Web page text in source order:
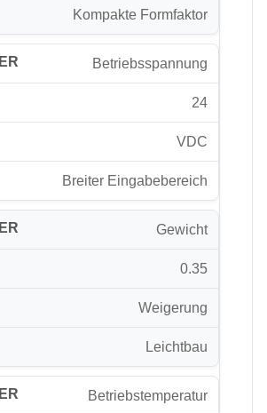
Kompakte Formfaktor
Betriebsspannung
24
VDC
Breiter Eingabebereich
Gewicht
0.35
Weigerung
Leichtbau
Betriebstemperatur